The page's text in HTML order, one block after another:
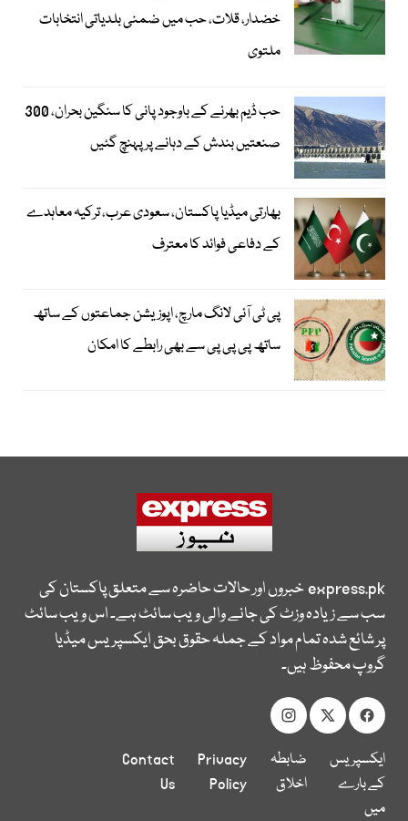
خضدار، قلات، حب میں ضمنی بلدیاتی انتخابات
ملتوی
حب ڈیم بھرنے کے باوجود پانی کا سنگین بحران، 300
صنعتیں بندش کے دہانے پر پہنچ گئیں
بھارتی میڈیا پاکستان، سعودی عرب، ترکیہ معاہدے
کے دفاعی فوائد کا معترف
پی ٹی آئی لانگ مارچ، اپوزیشن جماعتوں کے ساتھ
ساتھ پی پی پی سے بھی رابطے کا امکان
express.pkخبروں اور حالات حاضرہ سے متعلق پاکستان کی
سب سے زیادہ وزٹ کی جانے والی ویب سائٹ ہے۔ اس ویب سائٹ
پر شائع شدہ تمام مواد کے جملہ حقوق بحق ایکسپریس میڈیا
گروپ محفوظ ہیں۔
ایکسپریس
کے بارے
میں
ضابطہ
اخلاق
Privacy
Policy
Contact
Us